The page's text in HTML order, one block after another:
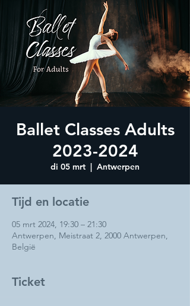
Ballet Classes Adults
2023-2024
di 05 mrt
  |
Antwerpen
Tijd en locatie
05 mrt 2024, 19:30 – 21:30
Antwerpen, Meistraat 2, 2000 Antwerpen,
België
Ticket